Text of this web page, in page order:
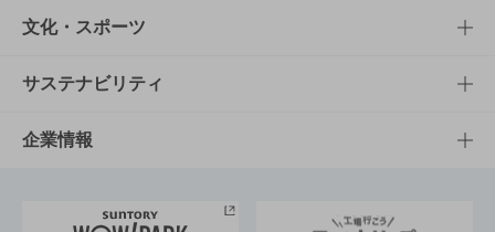
商品一覧
商品発売情報
栄養成分一覧
知る・楽しむTOP
キャンペーン
工場見学
文化・スポーツ
文化・スポーツTOP
サントリーホール
サステナビリティ
サステナビリティTOP
企業情報